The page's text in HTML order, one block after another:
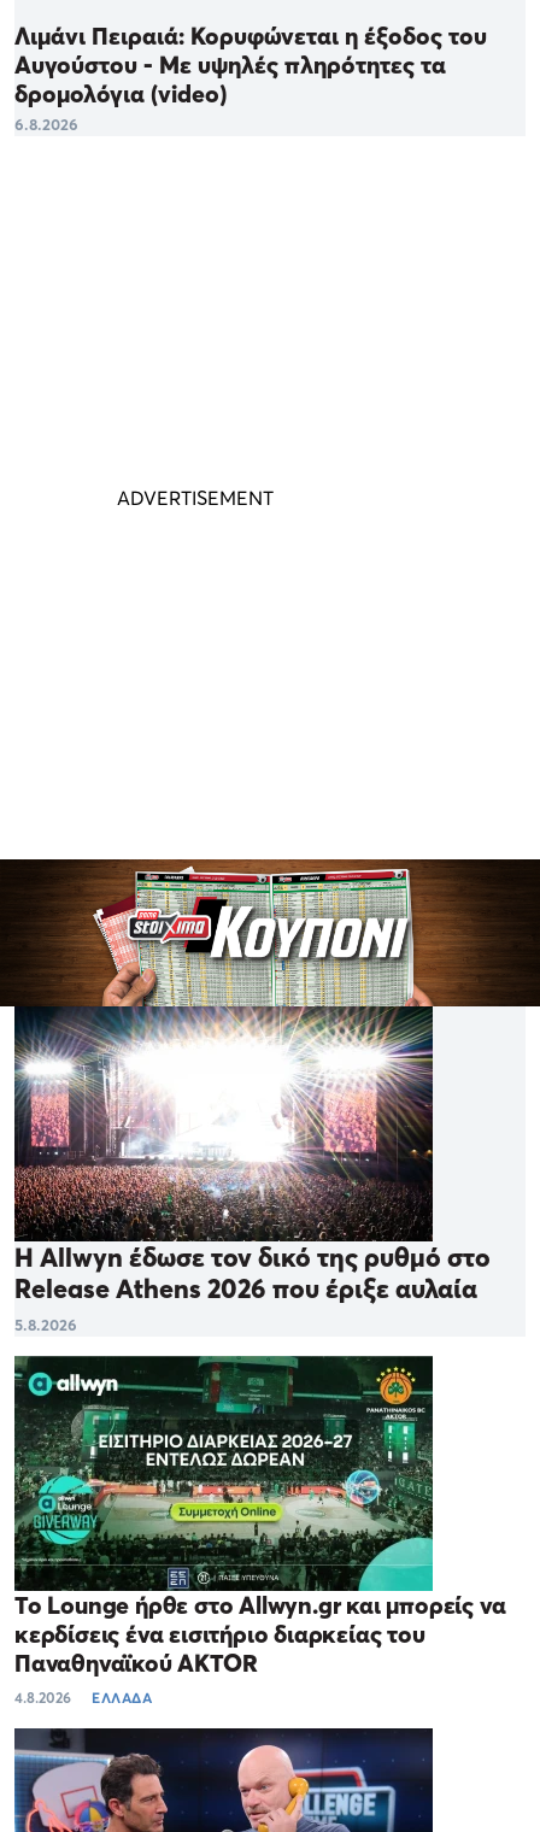
Λιμάνι Πειραιά: Κορυφώνεται η έξοδος του
Αυγούστου - Με υψηλές πληρότητες τα
δρομολόγια (video)
6.8.2026
Η Allwyn έδωσε τον δικό της ρυθμό στο
Release Athens 2026 που έριξε αυλαία
5.8.2026
Το Lounge ήρθε στο Allwyn.gr και μπορείς να
κερδίσεις ένα εισιτήριο διαρκείας του
Παναθηναϊκού AKTOR
4.8.2026 ΕΛΛΑΔΑ